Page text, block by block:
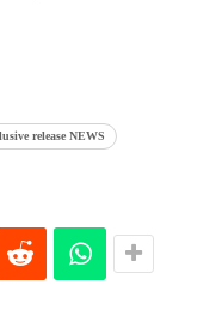
release NEWS